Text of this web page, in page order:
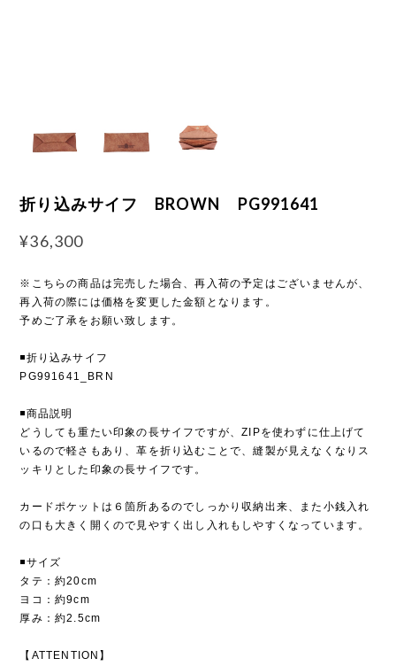
折り込みサイフ BROWN PG991641
¥36,300
※こちらの商品は完売した場合、再入荷の予定はございませんが、
再入荷の際には価格を変更した金額となります。
予めご了承をお願い致します。
◾️折り込みサイフ
PG991641_BRN
◾️商品説明
どうしても重たい印象の長サイフですが、ZIPを使わずに仕上げて
いるので軽さもあり、革を折り込むことで、縫製が見えなくなりス
ッキリとした印象の長サイフです。
カードポケットは６箇所あるのでしっかり収納出来、また小銭入れ
の口も大きく開くので見やすく出し入れもしやすくなっています。
◾️サイズ
タテ：約20cm
ヨコ：約9cm
厚み：約2.5cm
【ATTENTION】